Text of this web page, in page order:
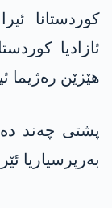
کوردستانا
ئازادیا
ھێزێن رەژیما
پشتی چەند
بەرپرسیاریا